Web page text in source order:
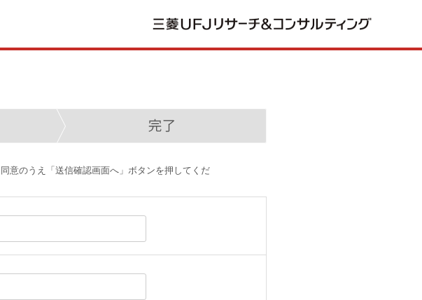
意のうえ「送信確認画面へ」ボタンを押してくだ